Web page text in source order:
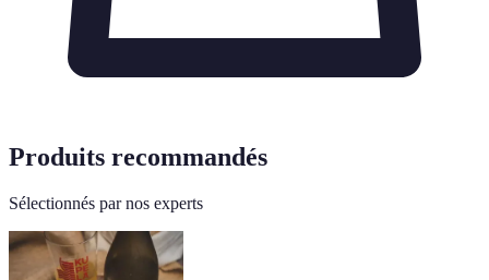
Produits recommandés
Sélectionnés par nos experts